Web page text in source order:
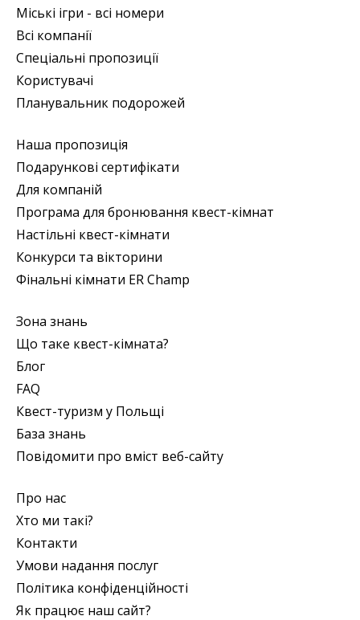
Міські ігри - всі номери
Всі компанії
Спеціальні пропозиції
Користувачі
Планувальник подорожей
Наша пропозиція
Подарункові сертифікати
Для компаній
Програма для бронювання квест-кімнат
Настільні квест-кімнати
Конкурси та вікторини
Фінальні кімнати ER Champ
Зона знань
Що таке квест-кімната?
Блог
FAQ
Квест-туризм у Польщі
База знань
Повідомити про вміст веб-сайту
Про нас
Хто ми такі?
Контакти
Умови надання послуг
Політика конфіденційності
Як працює наш сайт?